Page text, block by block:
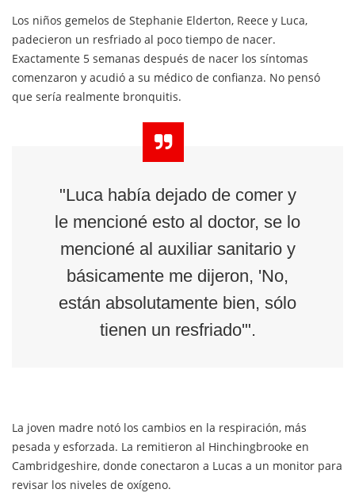
Los niños gemelos de Stephanie Elderton, Reece y Luca,
padecieron un resfriado al poco tiempo de nacer.
Exactamente 5 semanas después de nacer los síntomas
comenzaron y acudió a su médico de confianza. No pensó
que sería realmente bronquitis.
"Luca había dejado de comer y
le mencioné esto al doctor, se lo
mencioné al auxiliar sanitario y
básicamente me dijeron, 'No,
están absolutamente bien, sólo
tienen un resfriado'".
La joven madre notó los cambios en la respiración, más
pesada y esforzada. La remitieron al Hinchingbrooke en
Cambridgeshire, donde conectaron a Lucas a un monitor para
revisar los niveles de oxígeno.